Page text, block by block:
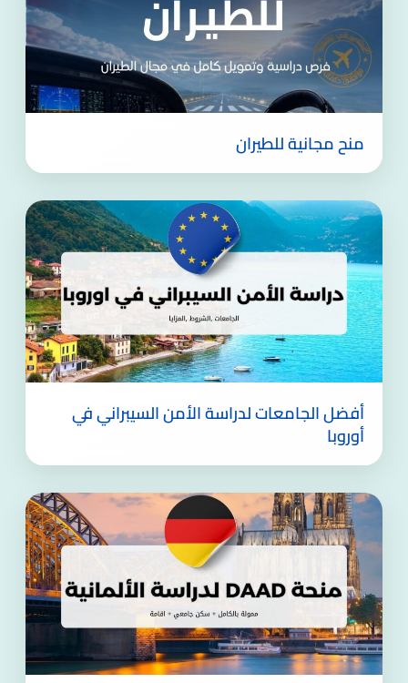
منح مجانية للطيران
أفضل الجامعات لدراسة الأمن السيبراني في
أوروبا